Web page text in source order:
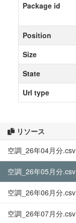
リソース
空調_26年04月分.csv
空調_26年05月分.csv
空調_26年06月分.csv
空調_26年07月分.csv
Package id
Position
Size
State
Url type